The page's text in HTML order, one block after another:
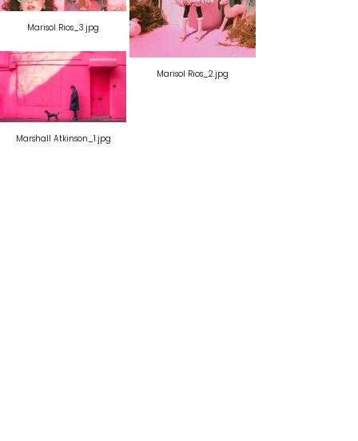
Marisol Rios_2.jpg
Marisol Rios_3.jpg
Marshall Atkinson_1.jpg